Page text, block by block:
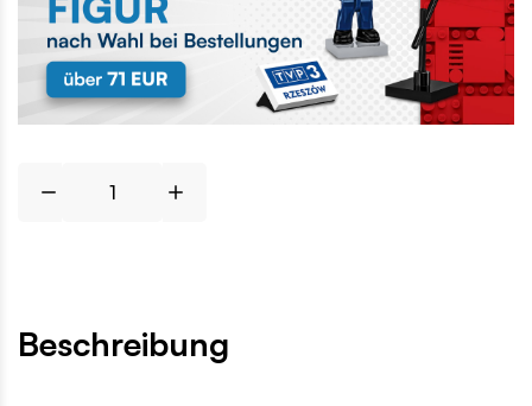
Beschreibung